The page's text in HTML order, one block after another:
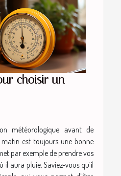
choisir un
météorologique avant de
est toujours une bonne
par exemple de prendre vos
il aura pluie. Saviez-vous qu’il